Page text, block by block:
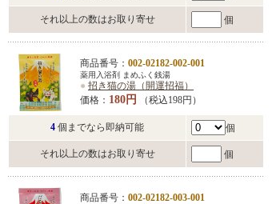
それ以上の数はお取り寄せ 個
商品番号： 002-02182-002-001
薬用入浴剤 まめふく銭湯
● 招き猫の湯（開運招福）
価格： 180円 （税込198円）
4 個までなら即納可能 個
それ以上の数はお取り寄せ 個
商品番号： 002-02182-003-001